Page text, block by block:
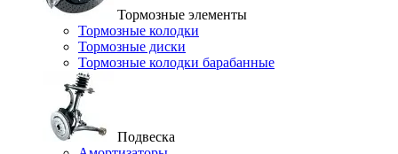
Тормозные элементы
Тормозные колодки
Тормозные диски
Тормозные колодки барабанные
Подвеска